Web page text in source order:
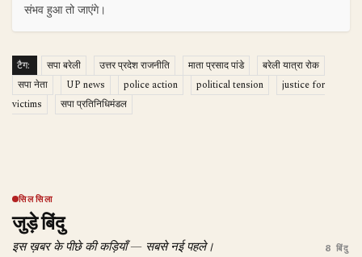
संभव हुआ तो जाएंगे।
टैग: सपा बरेली उत्तर प्रदेश राजनीति माता प्रसाद पांडे
बरेली यात्रा रोक
सपा नेता
UP news police action political tension
justice for
victims
सपा प्रतिनिधिमंडल
सिलसिला
जुड़े बिंदु
इस ख़बर के पीछे की कड़ियाँ — सबसे नई पहले। 8 बिंदु